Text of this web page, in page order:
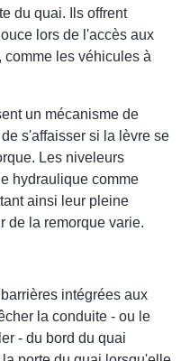
du quai. Ils offrent
lors de l'accès aux
les véhicules à
un mécanisme de
s'affaisser si la lèvre se
Les niveleurs
hydraulique comme
ainsi leur pleine
de la remorque varie.
intégrées aux
la conduite - ou le
- du bord du quai